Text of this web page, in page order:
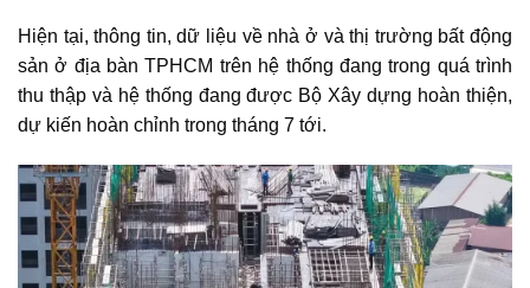
Hiện tại, thông tin, dữ liệu về nhà ở và thị trường bất động
sản ở địa bàn TPHCM trên hệ thống đang trong quá trình
thu thập và hệ thống đang được Bộ Xây dựng hoàn thiện,
dự kiến hoàn chỉnh trong tháng 7 tới.